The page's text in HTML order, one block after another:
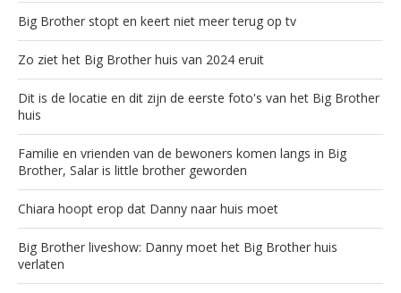
Big Brother stopt en keert niet meer terug op tv
Zo ziet het Big Brother huis van 2024 eruit
Dit is de locatie en dit zijn de eerste foto's van het Big Brother
huis
Familie en vrienden van de bewoners komen langs in Big
Brother, Salar is little brother geworden
Chiara hoopt erop dat Danny naar huis moet
Big Brother liveshow: Danny moet het Big Brother huis
verlaten